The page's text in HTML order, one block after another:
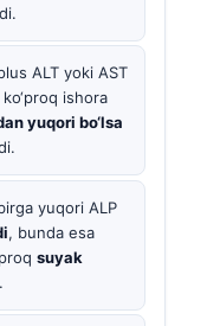
ALT yoki AST
ishora
yuqori bo‘lsa
yuqori ALP
, bunda esa
suyak